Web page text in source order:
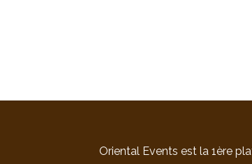
Oriental Events est la 1ère